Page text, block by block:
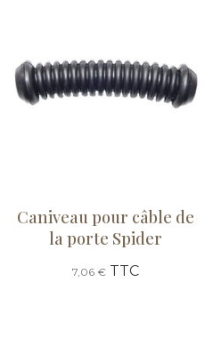
Caniveau pour câble de
la porte Spider
7,06 €TTC